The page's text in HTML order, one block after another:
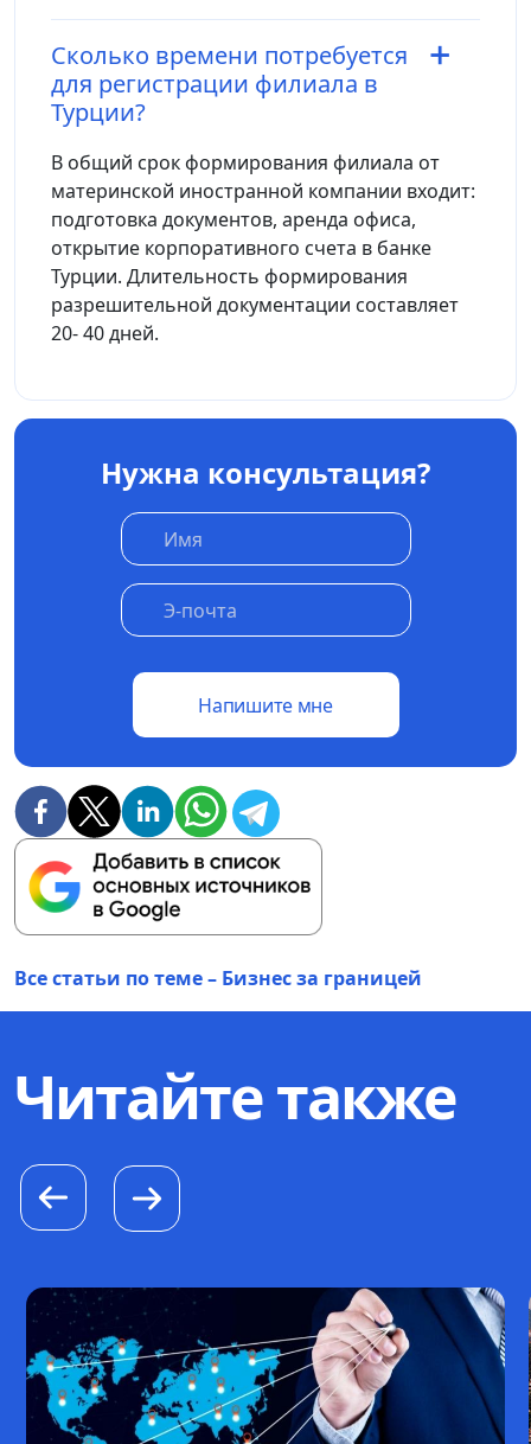
Сколько времени потребуется
для регистрации филиала в
Турции?
В общий срок формирования филиала от
материнской иностранной компании входит:
подготовка документов, аренда офиса,
открытие корпоративного счета в банке
Турции. Длительность формирования
разрешительной документации составляет
20- 40 дней.
Нужна консультация?
Напишите мне
Все статьи по теме – Бизнес за границей
Читайте также